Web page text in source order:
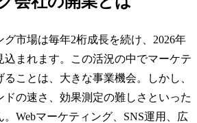
市場は毎年2桁成長を続け、2026年
込まれます。この活況の中でマーケテ
ことは、大きな事業機会。しかし、
の速さ、効果測定の難しさといった
Webマーケティング、SNS運用、広